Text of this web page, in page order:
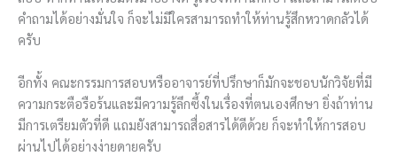
คำถามได้อย่างมั่นใจ ก็จะไม่มีใครสามารถทำให้ท่านรู้สึกหวาดกลัวได้
ครับ
อีกทั้ง คณะกรรมการสอบหรืออาจารย์ที่ปรึกษาก็มักจะชอบนักวิจัยที่มี
ความกระตือรือร้นและมีความรู้ลึกซึ้งในเรื่องที่ตนเองศึกษา ยิ่งถ้าท่าน
มีการเตรียมตัวที่ดี แถมยังสามารถสื่อสารได้ดีด้วย ก็จะทำให้การสอบ
ผ่านไปได้อย่างง่ายดายครับ